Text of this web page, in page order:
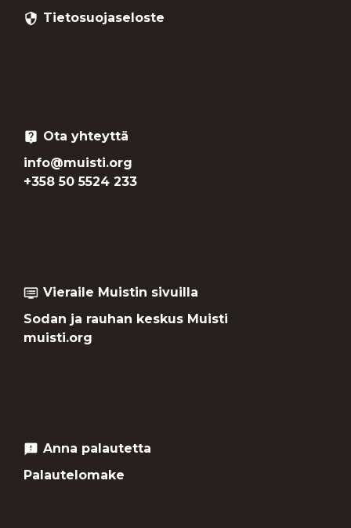
security Tietosuojaseloste
live_help Ota yhteyttä
info@muisti.org
+358 50 5524 233
dvr Vieraile Muistin sivuilla
Sodan ja rauhan keskus Muisti
muisti.org
feedback Anna palautetta
Palautelomake